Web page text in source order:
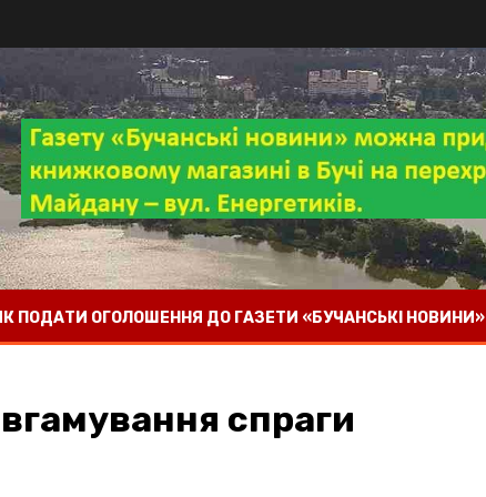
ПОДАТИ ОГОЛОШЕННЯ ДО ГАЗЕТИ «БУЧАНСЬКІ НОВИНИ»
спраги